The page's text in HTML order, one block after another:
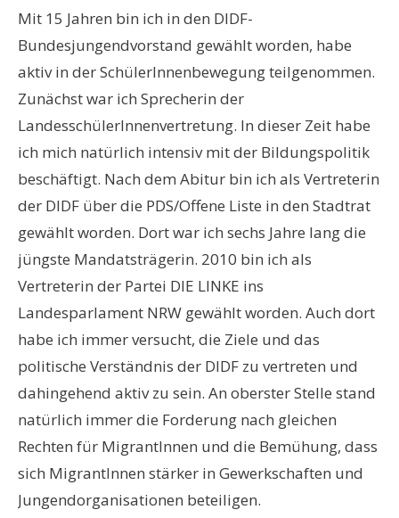
Mit 15 Jahren bin ich in den DIDF-
Bundesjungendvorstand gewählt worden, habe
aktiv in der SchülerInnenbewegung teilgenommen.
Zunächst war ich Sprecherin der
LandesschülerInnenvertretung. In dieser Zeit habe
ich mich natürlich intensiv mit der Bildungspolitik
beschäftigt. Nach dem Abitur bin ich als Vertreterin
der DIDF über die PDS/Offene Liste in den Stadtrat
gewählt worden. Dort war ich sechs Jahre lang die
jüngste Mandatsträgerin. 2010 bin ich als
Vertreterin der Partei DIE LINKE ins
Landesparlament NRW gewählt worden. Auch dort
habe ich immer versucht, die Ziele und das
politische Verständnis der DIDF zu vertreten und
dahingehend aktiv zu sein. An oberster Stelle stand
natürlich immer die Forderung nach gleichen
Rechten für MigrantInnen und die Bemühung, dass
sich MigrantInnen stärker in Gewerkschaften und
Jungendorganisationen beteiligen.